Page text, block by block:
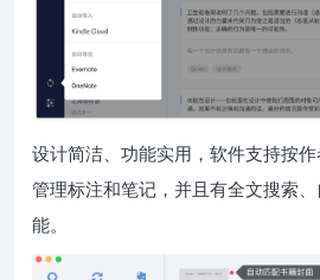
设计简洁、功能实用，软件支持按
管理标注和笔记，并且有全文搜索
能。